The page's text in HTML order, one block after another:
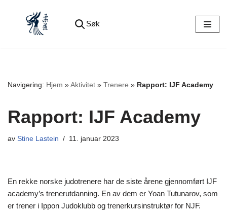
Søk
Navigering: Hjem »Aktivitet » Trenere » Rapport: IJF Academy
Rapport: IJF Academy
av Stine Lastein 11. januar 2023
En rekke norske judotrenere har de siste årene gjennomført IJF
academy’s trenerutdanning. En av dem er Yoan Tutunarov, som
er trener i Ippon Judoklubb og trenerkursinstruktør for NJF.